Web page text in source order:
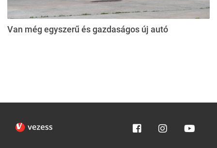
Van még egyszerű és gazdaságos új autó